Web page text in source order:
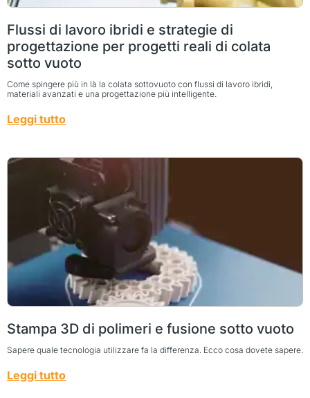
Flussi di lavoro ibridi e strategie di
progettazione per progetti reali di colata
sotto vuoto
Come spingere più in là la colata sottovuoto con flussi di lavoro ibridi,
materiali avanzati e una progettazione più intelligente.
Leggi tutto
Stampa 3D di polimeri e fusione sotto vuoto
Sapere quale tecnologia utilizzare fa la differenza. Ecco cosa dovete sapere.
Leggi tutto